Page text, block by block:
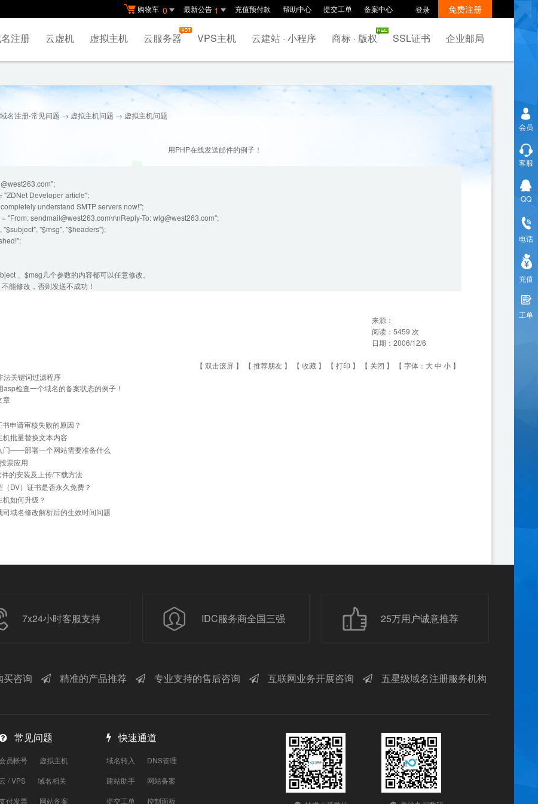
购物车 0 最新公告 1 充值预付款 帮助中心 提交工单 备案中心 登录 免费注册
注册 云虚机 虚拟主机 云服务器 VPS主机 云建站 · 小程序 商标 · 版权 SSL证书 企业邮局
名注册-常见问题 → 虚拟主机问题 → 虚拟主机问题
用PHP在线发送邮件的例子！
"ZDNet Developer article";
understand SMTP servers now!";
"From: sendmail@west263.com\r\nReply-To: wlg@west263.com";
"$subject", "$msg", "$headers");
、$msg几个参数的内容都可以任意修改。
能修改，否则发送不成功！
来源：
阅读： 5459 次
日期： 2006/12/6
【 双击滚屏 】 【 推荐朋友 】 【 收藏 】 【 打印 】 【 关闭 】 【 字体： 大中 小 】
法关键词过滤程序
asp检查一个域名的备案状态的例子！
章
申请审核失败的原因？
机批量替换文本内容
门——部署一个网站需要准备什么
票应用
件的安装及上传/下载方法
（DV）证书是否永久免费？
机如何升级？
司域名修改解析后的生效时间问题
7x24小时客服支持 IDC服务商全国三强 25万用户诚意推荐
买咨询 精准的产品推荐 专业支持的售后咨询 互联网业务开展咨询 五星级域名注册服务机构
常见问题
员帐号
虚拟主机
云 / VPS
域名相关
付发票
网站备案
快速通道
域名转入
DNS管理
建站助手
网站备案
提交工单
控制面板
会员
客服
QQ
电话
充值
工单